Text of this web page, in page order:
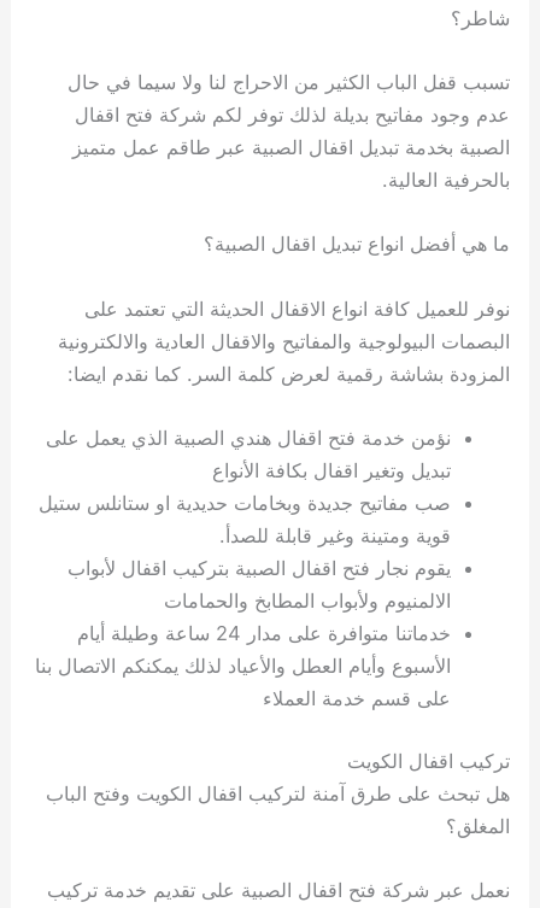
شاطر؟
تسبب قفل الباب الكثير من الاحراج لنا ولا سيما في حال
عدم وجود مفاتيح بديلة لذلك توفر لكم شركة فتح اقفال
الصبية بخدمة تبديل اقفال الصبية عبر طاقم عمل متميز
بالحرفية العالية.
ما هي أفضل انواع تبديل اقفال الصبية؟
نوفر للعميل كافة انواع الاقفال الحديثة التي تعتمد على
البصمات البيولوجية والمفاتيح والاقفال العادية والالكترونية
المزودة بشاشة رقمية لعرض كلمة السر. كما نقدم ايضا:
نؤمن خدمة فتح اقفال هندي الصبية الذي يعمل على
تبديل وتغير اقفال بكافة الأنواع
صب مفاتيح جديدة وبخامات حديدية او ستانلس ستيل
قوية ومتينة وغير قابلة للصدأ.
يقوم نجار فتح اقفال الصبية بتركيب اقفال لأبواب
الالمنيوم ولأبواب المطابخ والحمامات
خدماتنا متوافرة على مدار 24 ساعة وطيلة أيام
الأسبوع وأيام العطل والأعياد لذلك يمكنكم الاتصال بنا
على قسم خدمة العملاء
تركيب اقفال الكويت
هل تبحث على طرق آمنة لتركيب اقفال الكويت وفتح الباب
المغلق؟
نعمل عبر شركة فتح اقفال الصبية على تقديم خدمة تركيب